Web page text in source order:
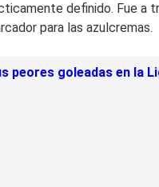
definido. Fue a
para las azulcremas.
peores goleadas en la